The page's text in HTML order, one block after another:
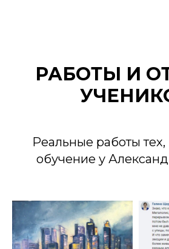
РАБОТЫ И
Реальные работы
обучение у